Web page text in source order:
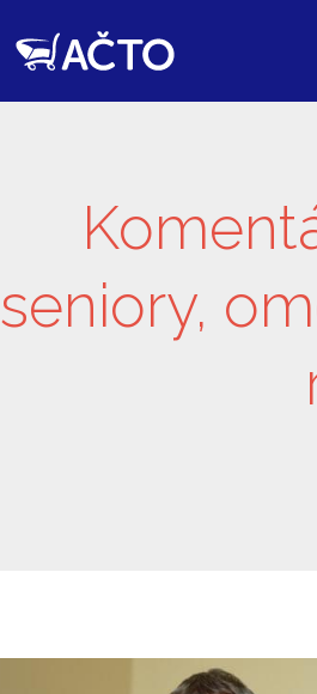
seniory,